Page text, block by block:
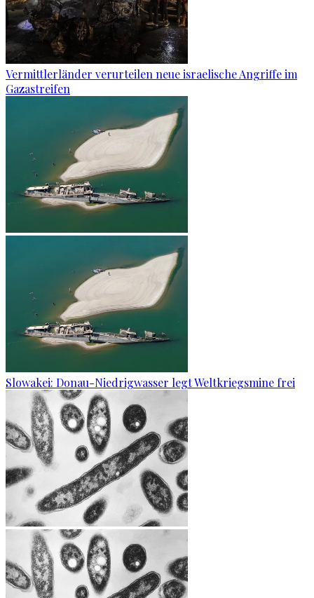
Vermittlerländer verurteilen neue israelische Angriffe im
Gazastreifen
Slowakei: Donau-Niedrigwasser legt Weltkriegsmine frei